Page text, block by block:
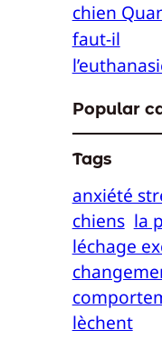
chien
faut-il
Popular
Tags
anxiété
chiens la
léchage
lèchent